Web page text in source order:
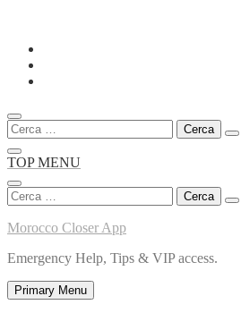
Skip
content
Ricerca
per:
TOP MENU
Ricerca
per:
Morocco Closer App
Emergency Help, Tips & VIP access.
Primary Menu